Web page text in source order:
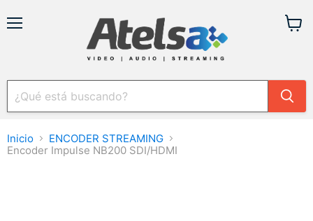
Inicio
ENCODER STREAMING
Encoder Impulse NB200 SDI/HDMI